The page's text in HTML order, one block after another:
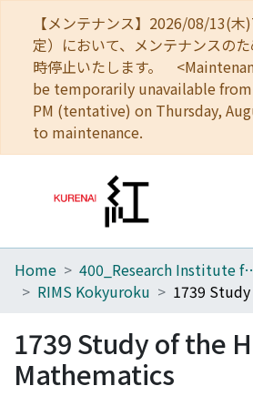
【メンテナンス】2026/08/13(
定）において、メンテナンスの
時停止いたします。
be temporarily unavailable from
PM (tentative) on Thursday,
to maintenance.
Home
Browse
Download Ranking
Home
400_Research
RIMS Kokyuroku
1739 Study of the
Mathematics